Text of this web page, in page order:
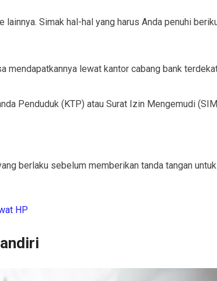
lainnya. Simak hal-hal yang harus Anda penuhi
mendapatkannya lewat kantor cabang bank
Penduduk (KTP) atau Surat Izin Mengemudi
berlaku sebelum memberikan tanda tangan untuk
HP